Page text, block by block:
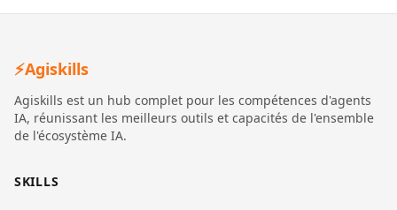
⚡Agiskills
Agiskills est un hub complet pour les compétences d'agents
IA, réunissant les meilleurs outils et capacités de l'ensemble
de l'écosystème IA.
SKILLS